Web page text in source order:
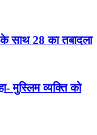
28 का तबादला
मुस्लिम व्यक्ति को